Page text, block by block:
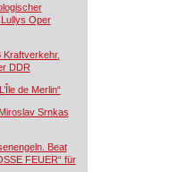
Oper
DDR
de Merlin“
Srnkas
Beat
FEUER“ für